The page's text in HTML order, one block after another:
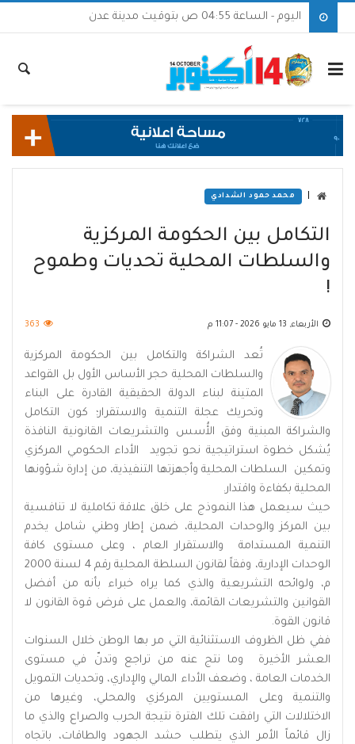
اليوم - الساعة 04:55 ص بتوقيت مدينة عدن
محمد حمود الشدادي
التكامل بين الحكومة المركزية
والسلطات المحلية تحديات وطموح
!
الأربعاء, 13 مايو 2026 - 11:07 م 363
تُعد الشراكة والتكامل بين الحكومة المركزية
والسلطات المحلية حجر الأساس الأول بل القواعد
المتينة لبناء الدولة الحقيقية القادرة على البناء
وتحريك عجلة التنمية والاستقرار؛ كون التكامل
والشراكة المبنية وفق الأُسس والتشريعات القانونية النافذة
يُشكل خطوة استراتيجية نحو تجويد الأداء الحكومي المركزي
وتمكين السلطات المحلية وأجهزتها التنفيذية، من إدارة شؤونها
المحلية بكفاءة واقتدار.
حيث سيعمل هذا النموذج على خلق علاقة تكاملية لا تنافسية
بين المركز والوحدات المحلية، ضمن إطار وطني شامل يخدم
التنمية المستدامة والاستقرار العام ، وعلى مستوى كافة
الوحدات الإدارية، وفقاً لقانون السلطة المحلية رقم 4 لسنة 2000
م، ولوائحه التشريعية والذي كما يراه خبراء بأنه من أفضل
القوانين والتشريعات القائمة، والعمل على فرض قوة القانون لا
قانون القوة.
ففي ظل الظروف الاستثنائية التي مر بها الوطن خلال السنوات
العشر الأخيرة وما نتج عنه من تراجع وتدنّ في مستوى
الخدمات العامة ، وضعف الأداء المالي والإداري، وتحديات التمويل
والتنمية وعلى المستويين المركزي والمحلي، وغيرها من
الاختلالات التي رافقت تلك الفترة نتيجة الحرب والصراع والذي ما
زال قائماً الأمر الذي يتطلب حشد الجهود والطاقات، باتجاه